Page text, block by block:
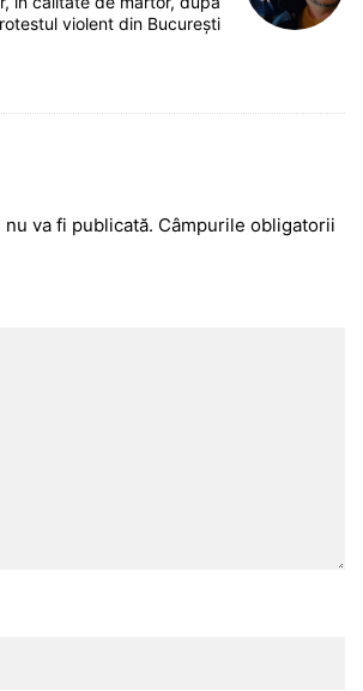
violent din București
va fi publicată. Câmpurile obligatorii